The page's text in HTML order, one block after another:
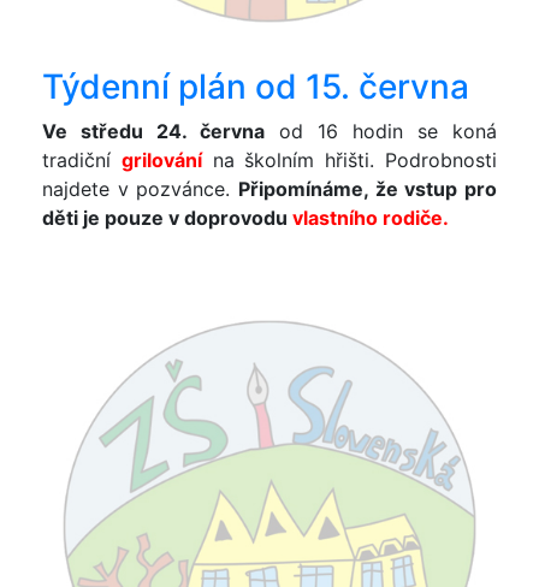
Týdenní plán od 15. června
Ve středu 24. června od 16 hodin se koná
tradiční grilovánína školním hřišti. Podrobnosti
najdete v pozvánce. Připomínáme, že vstup pro
děti je pouze v doprovodu vlastního rodiče.